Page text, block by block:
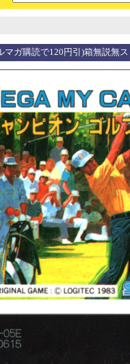
マガ購読で120円引)箱無説無